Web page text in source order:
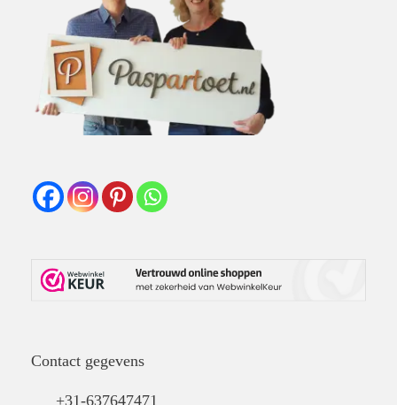
Contact gegevens
+31-637647471